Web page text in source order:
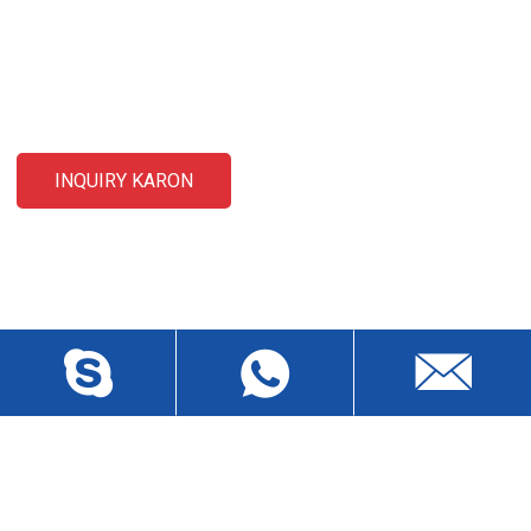
INQUIRY KARON
Guangdong, China.Zip 523912